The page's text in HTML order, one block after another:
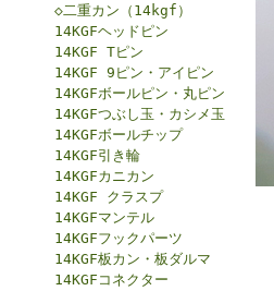
◇二重カン（14kgf）
14KGFヘッドピン
14KGF Tピン
14KGF 9ピン・アイピン
14KGFボールピン・丸ピン
14KGFつぶし玉・カシメ玉
14KGFボールチップ
14KGF引き輪
14KGFカニカン
14KGF クラスプ
14KGFマンテル
14KGFフックパーツ
14KGF板カン・板ダルマ
14KGFコネクター